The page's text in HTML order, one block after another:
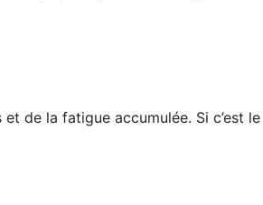
de la fatigue accumulée. Si c’est le